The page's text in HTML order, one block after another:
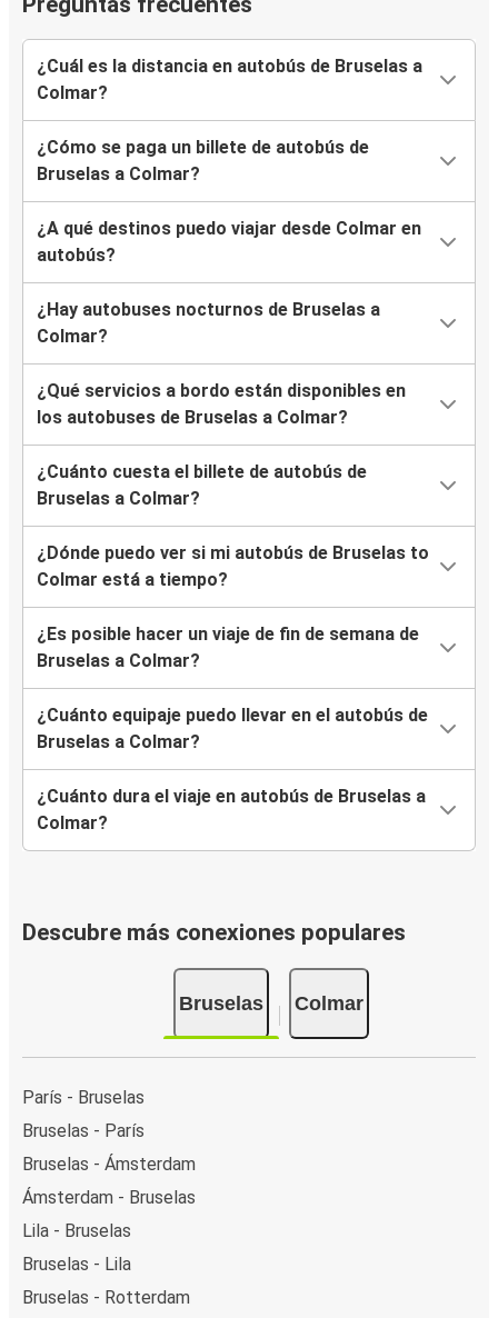
¿Cuál es la distancia en autobús de Bruselas a
Colmar?
¿Cómo se paga un billete de autobús de
Bruselas a Colmar?
¿A qué destinos puedo viajar desde Colmar en
autobús?
¿Hay autobuses nocturnos de Bruselas a
Colmar?
¿Qué servicios a bordo están disponibles en
los autobuses de Bruselas a Colmar?
¿Cuánto cuesta el billete de autobús de
Bruselas a Colmar?
¿Dónde puedo ver si mi autobús de Bruselas to
Colmar está a tiempo?
¿Es posible hacer un viaje de fin de semana de
Bruselas a Colmar?
¿Cuánto equipaje puedo llevar en el autobús de
Bruselas a Colmar?
¿Cuánto dura el viaje en autobús de Bruselas a
Colmar?
Descubre más conexiones populares
Bruselas Colmar
París - Bruselas
Bruselas - París
Bruselas - Ámsterdam
Ámsterdam - Bruselas
Lila - Bruselas
Bruselas - Lila
Bruselas - Rotterdam